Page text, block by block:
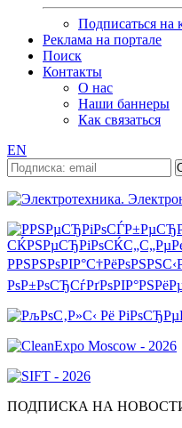
Подписаться на
Реклама на портале
Поиск
Контакты
О нас
Наши баннеры
Как связаться
EN
ПОДПИСКА НА